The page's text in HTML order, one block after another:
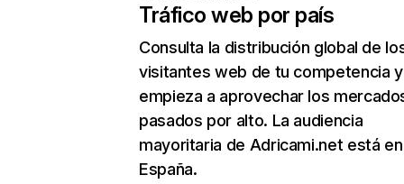
Tráfico web por país
Consulta la distribución global de
visitantes web de tu competencia y
empieza a aprovechar los
pasados por alto. La audiencia
mayoritaria de Adricami.net está en
España.